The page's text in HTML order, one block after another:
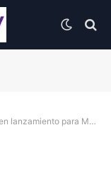
para México en París 2024